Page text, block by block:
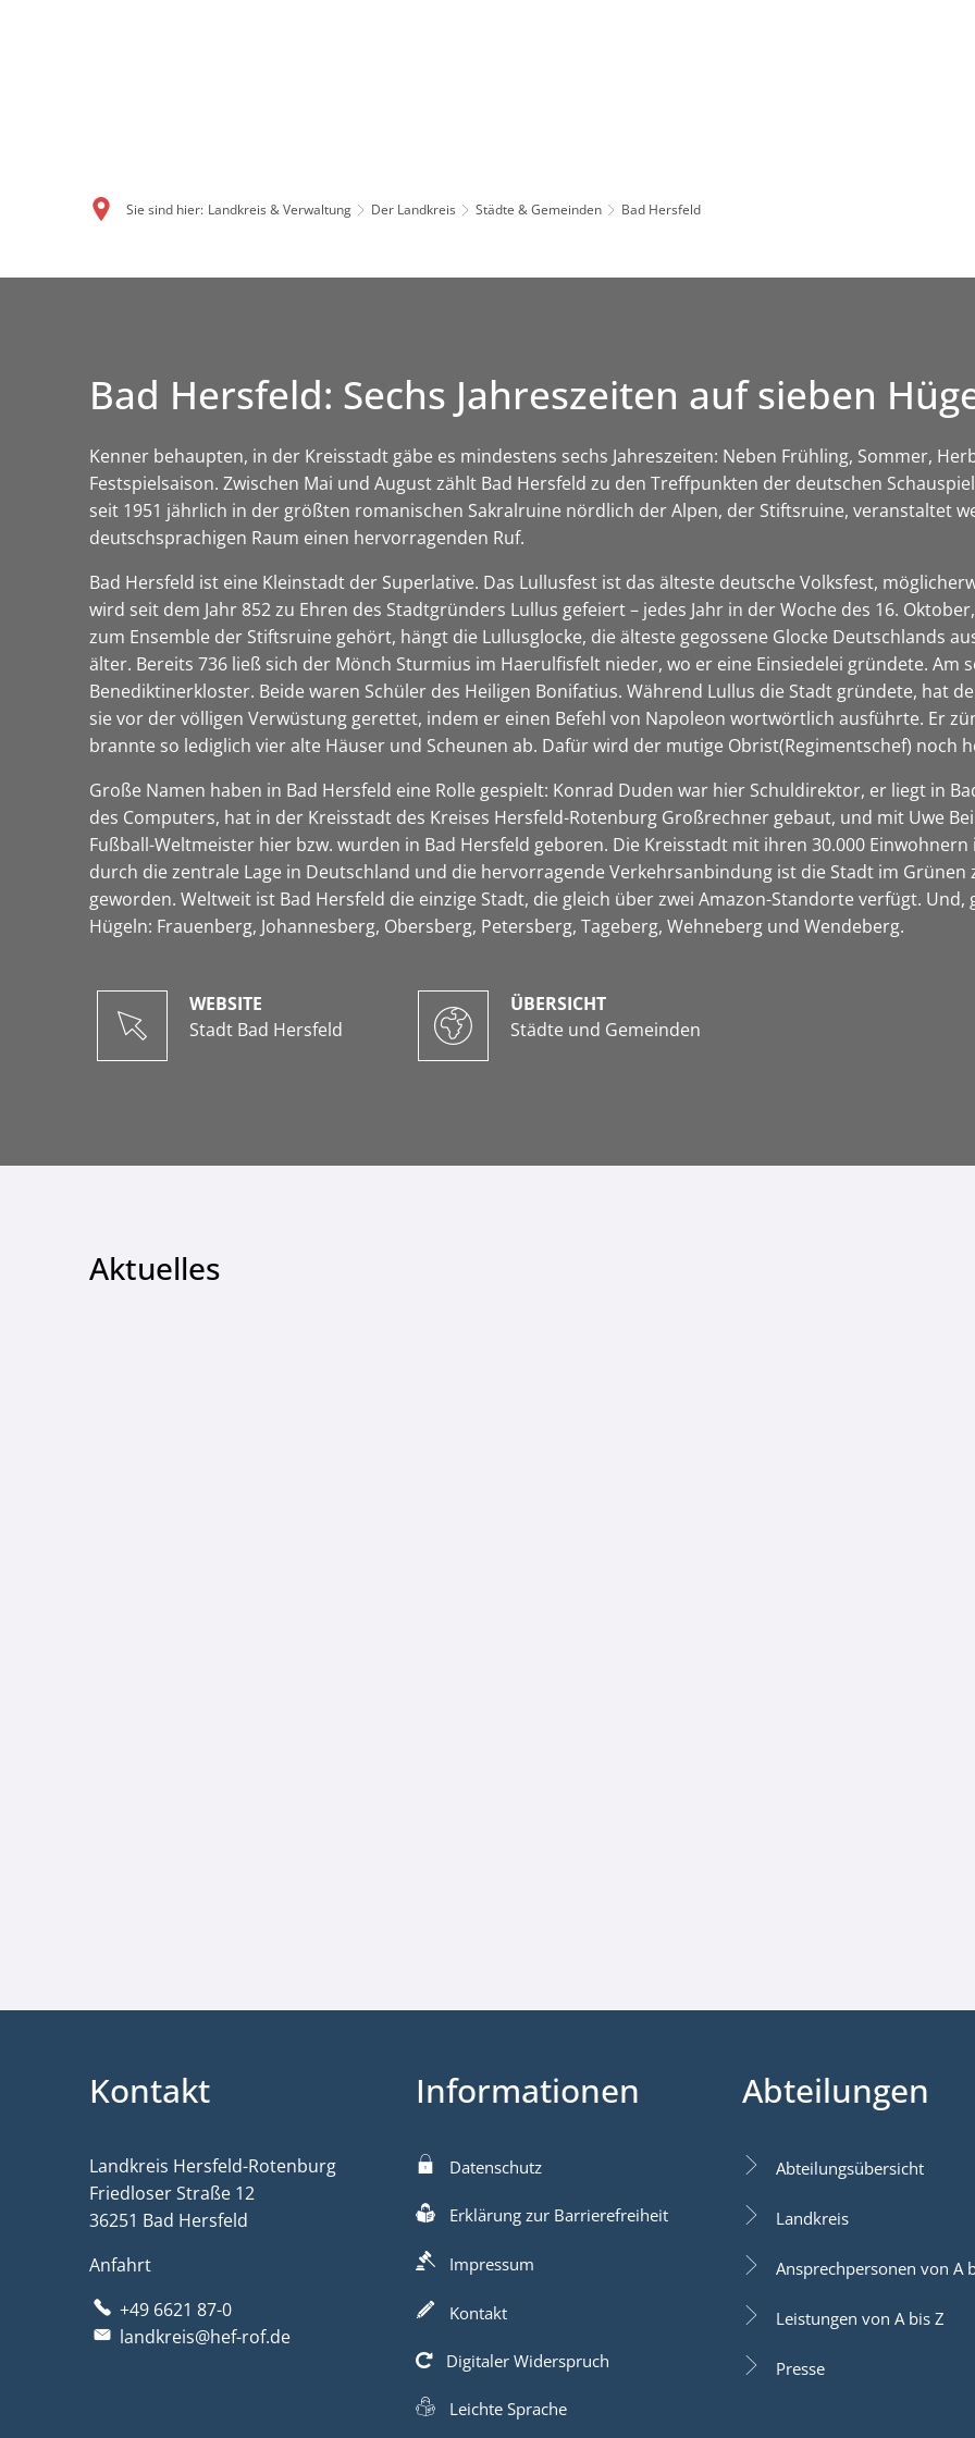
Sie sind hier: Landkreis & Verwaltung Der Landkreis Städte & Gemeinden Bad Hersfeld
Bad Hersfeld: Sechs Jahreszeiten auf sieben
Kenner behaupten, in der Kreisstadt gäbe es mindestens sechs Jahreszeiten: Neben Frühling, Sommer,
Festspielsaison. Zwischen Mai und August zählt Bad Hersfeld zu den Treffpunkten der deutschen
seit 1951 jährlich in der größten romanischen Sakralruine nördlich der Alpen, der Stiftsruine, veranstaltet
deutschsprachigen Raum einen hervorragenden Ruf.
Bad Hersfeld ist eine Kleinstadt der Superlative. Das Lullusfest ist das älteste deutsche Volksfest,
wird seit dem Jahr 852 zu Ehren des Stadtgründers Lullus gefeiert – jedes Jahr in der Woche des 16.
zum Ensemble der Stiftsruine gehört, hängt die Lullusglocke, die älteste gegossene Glocke Deutschlands
älter. Bereits 736 ließ sich der Mönch Sturmius im Haerulfisfelt nieder, wo er eine Einsiedelei gründete. Am
Benediktinerkloster. Beide waren Schüler des Heiligen Bonifatius. Während Lullus die Stadt gründete, hat
sie vor der völligen Verwüstung gerettet, indem er einen Befehl von Napoleon wortwörtlich ausführte. Er
brannte so lediglich vier alte Häuser und Scheunen ab. Dafür wird der mutige Obrist(Regimentschef) noch
Große Namen haben in Bad Hersfeld eine Rolle gespielt: Konrad Duden war hier Schuldirektor, er liegt in
des Computers, hat in der Kreisstadt des Kreises Hersfeld-Rotenburg Großrechner gebaut, und mit Uwe
Fußball-Weltmeister hier bzw. wurden in Bad Hersfeld geboren. Die Kreisstadt mit ihren 30.000
durch die zentrale Lage in Deutschland und die hervorragende Verkehrsanbindung ist die Stadt im
geworden. Weltweit ist Bad Hersfeld die einzige Stadt, die gleich über zwei Amazon-Standorte verfügt.
Hügeln: Frauenberg, Johannesberg, Obersberg, Petersberg, Tageberg, Wehneberg und Wendeberg.
WEBSITE
Stadt Bad Hersfeld
ÜBERSICHT
Städte und Gemeinden
Aktuelles
Kontakt
Landkreis Hersfeld-Rotenburg
Friedloser Straße 12
36251 Bad Hersfeld
Anfahrt
+49 6621 87-0
landkreis@hef-rof.de
Informationen
Datenschutz
Erklärung zur Barrierefreiheit
Impressum
Kontakt
Digitaler Widerspruch
Leichte Sprache
Abteilungen
Abteilungsübersicht
Landkreis
Ansprechpersonen von A
Leistungen von A bis Z
Presse